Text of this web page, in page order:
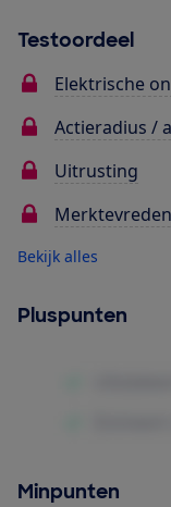
Testoordeel
Elektrische
Actieradius /
Uitrusting
Bekijk alles
Pluspunten
Minpunten